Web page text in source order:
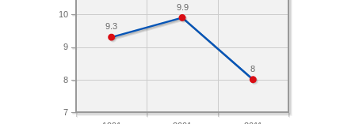
7
8
9
10
8
9.9
9.3